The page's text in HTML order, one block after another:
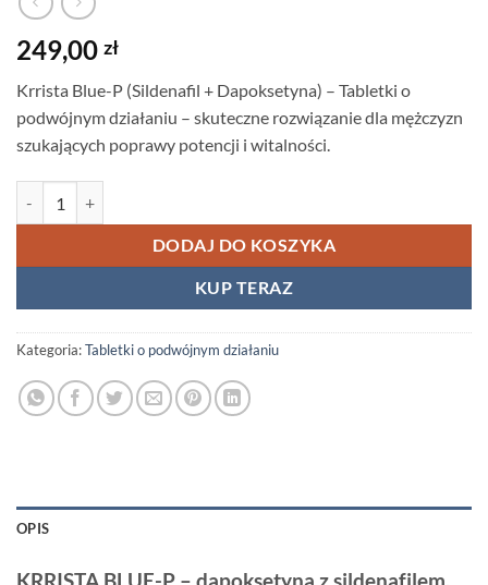
249,00 zł
Krrista Blue-P (Sildenafil + Dapoksetyna) – Tabletki o
podwójnym działaniu – skuteczne rozwiązanie dla mężczyzn
szukających poprawy potencji i witalności.
DODAJ DO KOSZYKA
KUP TERAZ
Kategoria:Tabletki o podwójnym działaniu
OPIS